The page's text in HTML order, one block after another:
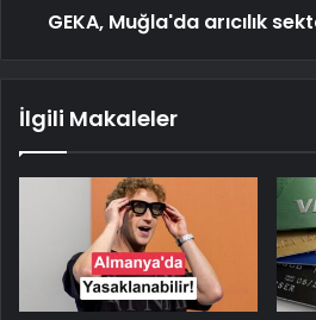
GEKA, Muğla'da arıcılık
İlgili Makaleler